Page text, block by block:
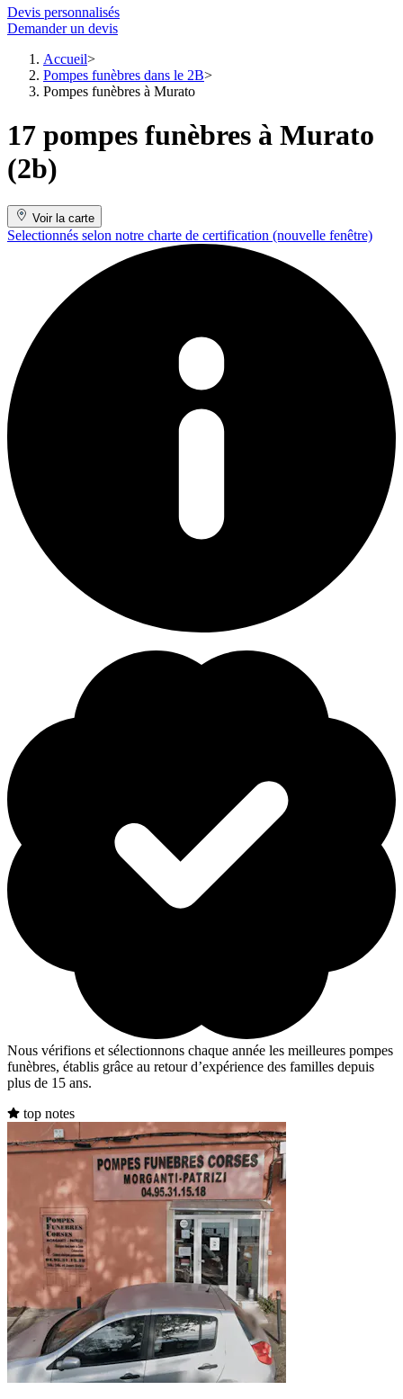
Devis personnalisés
Demander un devis
Accueil
Pompes funèbres dans le 2B
Pompes funèbres à Murato
17 pompes funèbres à Murato
(2b)
Voir la carte
Selectionnés selon notre charte de certification (nouvelle fenêtre)
Nous vérifions et sélectionnons chaque année les meilleures pompes
funèbres, établis grâce au retour d’expérience des familles depuis
plus de 15 ans.
top notes